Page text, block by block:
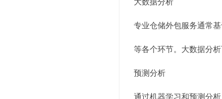
大数据分析
专业仓储外包服务通常
等各个环节。大数据分
预测分析
通过机器学习和预测分